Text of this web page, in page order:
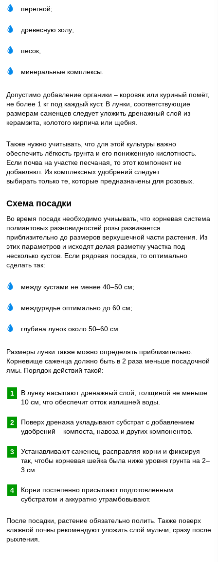
перегной;
древесную золу;
песок;
минеральные комплексы.
Допустимо добавление органики – коровяк или куриный помёт,
не более 1 кг под каждый куст. В лунки, соответствующие
размерам саженцев следует уложить дренажный слой из
керамзита, колотого кирпича или щебня.
Также нужно учитывать, что для этой культуры важно
обеспечить лёгкость грунта и его пониженную кислотность.
Если почва на участке песчаная, то этот компонент не
добавляют. Из комплексных удобрений следует
выбирать только те, которые предназначены для розовых.
Схема посадки
Во время посадк необходимо учиьывать, что корневая система
полиантовых разновидностей розы развивается
приблизительно до размеров верхушечной части растения. Из
этих параметров и исходят делая разметку участка под
несколько кустов. Если рядовая посадка, то оптимально
сделать так:
между кустами не менее 40–50 см;
междурядье оптимально до 60 см;
глубина лунок около 50–60 см.
Размеры лунки также можно определять приблизительно.
Корневище саженца должно быть в 2 раза меньше посадочной
ямы. Порядок действий такой:
В лунку насыпают дренажный слой, толщиной не меньше
10 см, что обеспечит отток излишней воды.
Поверх дренажа укладывают субстрат с добавлением
удобрений – компоста, навоза и других компонентов.
Устанавливают саженец, расправляя корни и фиксируя
так, чтобы корневая шейка была ниже уровня грунта на 2–
3 см.
Корни постепенно присыпают подготовленным
субстратом и аккуратно утрамбовывают.
После посадки, растение обязательно полить. Также поверх
влажной почвы рекомендуют уложить слой мульчи, сразу после
рыхления.